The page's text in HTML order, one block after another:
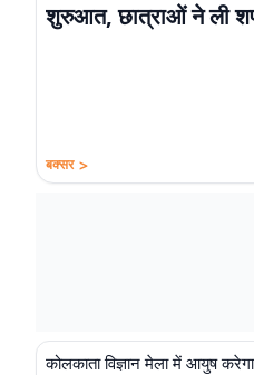
शुरुआत, छात्राओं ने ली
बक्सर >
कोलकाता विज्ञान मेला में आयुष